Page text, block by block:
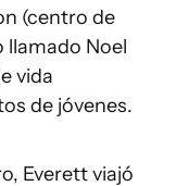
(centro de
llamado Noel
vida
de jóvenes.
Everett viajó